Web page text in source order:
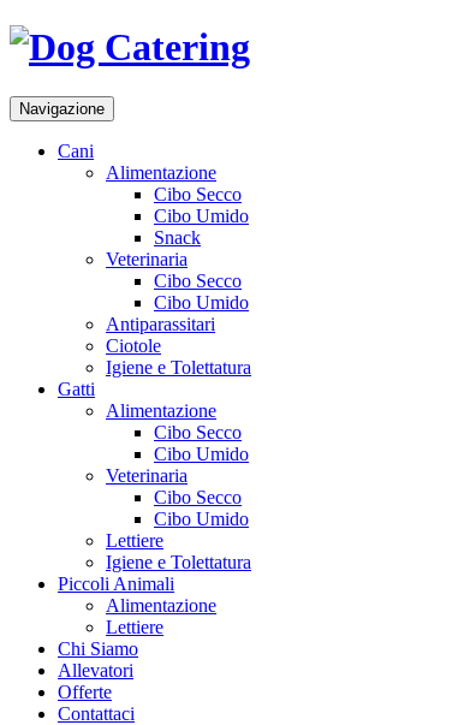
Navigazione
Cani
Alimentazione
Cibo Secco
Cibo Umido
Snack
Veterinaria
Cibo Secco
Cibo Umido
Antiparassitari
Ciotole
Igiene e Tolettatura
Gatti
Alimentazione
Cibo Secco
Cibo Umido
Veterinaria
Cibo Secco
Cibo Umido
Lettiere
Igiene e Tolettatura
Piccoli Animali
Alimentazione
Lettiere
Chi Siamo
Allevatori
Offerte
Contattaci